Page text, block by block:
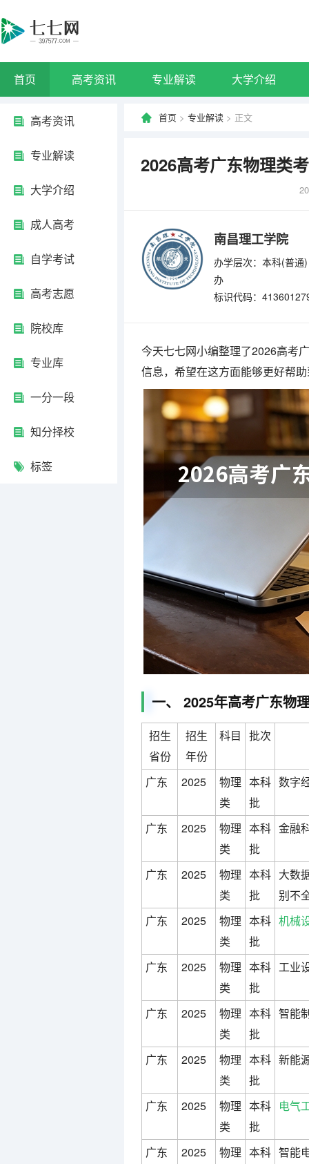
首页 高考资讯 专业解读 大学介绍
高考资讯
专业解读
大学介绍
成人高考
自学考试
高考志愿
院校库
专业库
一分一段
知分择校
标签
首页 > 专业解读 > 正文
2026高考广东物理类
南昌理工学院
办学层次：本科(普通)
办
标识代码：
今天七七网小编整理了2026高考
信息，希望在这方面能够更好帮
一、 2025年高考广东物
招生
省份
招生
年份
科目 批次
广东 2025
物理
类
本科
批
数字
广东 2025
物理
类
本科
批
金融
广东 2025
物理
类
本科
批
大数
别不
广东
2025
物理
类
本科
批
机械
广东 2025
物理
类
本科
批
工业
广东 2025
物理
类
本科
批
智能
广东 2025
物理
类
本科
批
新能
广东 2025
物理
类
本科
批
电气
广东 2025
物理 本科 智能